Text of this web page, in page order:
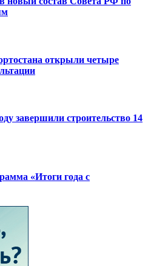
открыли четыре
завершили строительство 14
«Итоги года с